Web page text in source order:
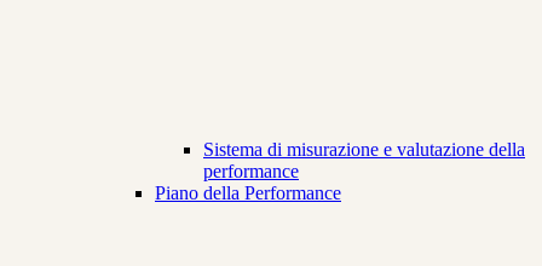
Sistema di misurazione e valutazione della
performance
Piano della Performance